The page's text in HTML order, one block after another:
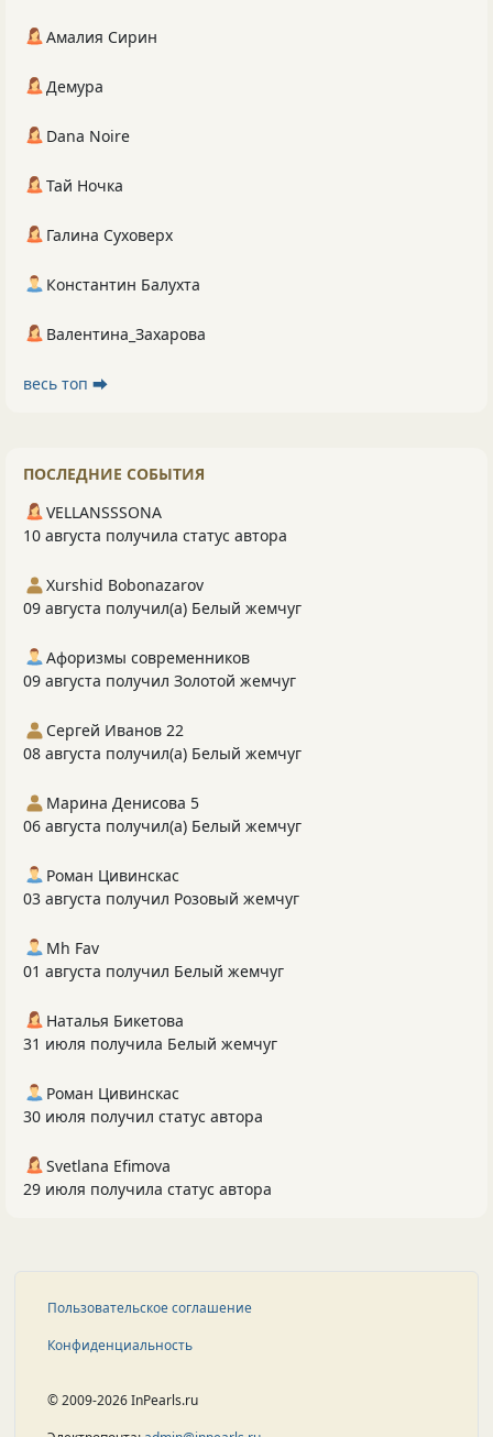
Амалия Сирин
Демура
Dana Noire
Тай Ночка
Галина Суховерх
Константин Балухта
Валентина_Захарова
весь топ ⮕
ПОСЛЕДНИЕ СОБЫТИЯ
VELLANSSSONA
10 августа получила статус автора
Xurshid Bobonazarov
09 августа получил(а) Белый жемчуг
Афоризмы современников
09 августа получил Золотой жемчуг
Сергей Иванов 22
08 августа получил(а) Белый жемчуг
Марина Денисова 5
06 августа получил(а) Белый жемчуг
Роман Цивинскас
03 августа получил Розовый жемчуг
Mh Fav
01 августа получил Белый жемчуг
Наталья Бикетова
31 июля получила Белый жемчуг
Роман Цивинскас
30 июля получил статус автора
Svetlana Efimova
29 июля получила статус автора
Пользовательское соглашение
Конфиденциальность
© 2009-2026 InPearls.ru